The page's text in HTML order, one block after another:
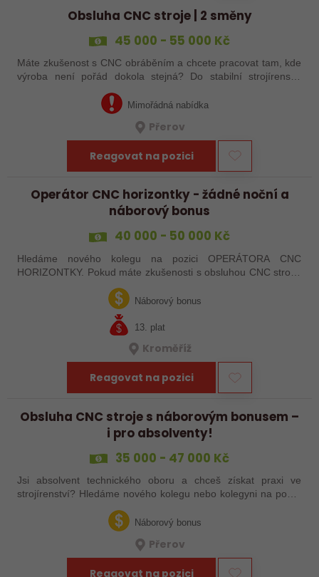
Obsluha CNC stroje | 2 směny
45 000 - 55 000 Kč
Máte zkušenost s CNC obráběním a chcete pracovat tam, kde
výroba není pořád dokola stejná? Do stabilní strojírenské
zakázkovou výrobu. Čeká Vás…Mimořádná nabídka
Přerov
Reagovat na pozici
Operátor CNC horizontky - žádné noční a
náborový bonus
40 000 - 50 000 Kč
Hledáme nového kolegu na pozici OPERÁTORA CNC
HORIZONTKY. Pokud máte zkušenosti s obsluhou CNC strojů,
orientujete se ve výkresové dokumentaci a máte chuť naučit se
něco nového, pak jste ideálním…Náborový bonus
13. plat
Kroměříž
Reagovat na pozici
Obsluha CNC stroje s náborovým bonusem –
i pro absolventy!
35 000 - 47 000 Kč
Jsi absolvent technického oboru a chceš získat praxi ve
strojírenství? Hledáme nového kolegu nebo kolegyni na pozici
obsluhy strojů – pokud tě láká práce ve výrobě, kde se něco
skutečně tvoří, rádi…
Náborový bonus
Přerov
Reagovat na pozici